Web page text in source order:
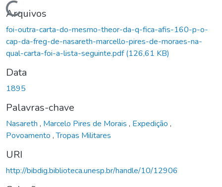
Carregando...
Arquivos
foi-outra-carta-do-mesmo-theor-da-q-fica-afis-160-p-o-
cap-da-freg-de-nasareth-marcello-pires-de-moraes-na-
qual-carta-foi-a-lista-seguinte.pdf(126,61 KB)
Data
1895
Palavras-chave
Nasareth , Marcelo Pires de Morais , Expedição ,
Povoamento ,Tropas Militares
URI
http://bibdig.biblioteca.unesp.br/handle/10/12906